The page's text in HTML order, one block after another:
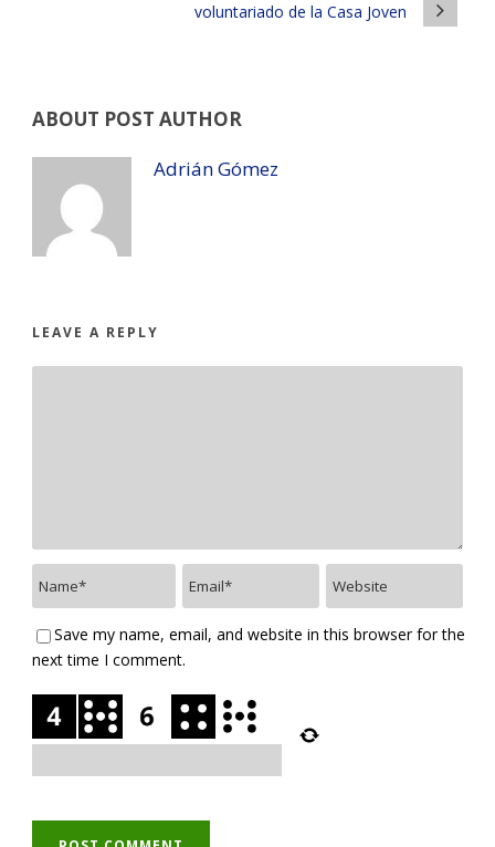
voluntariado de la Casa Joven
ABOUT POST AUTHOR
Adrián Gómez
LEAVE A REPLY
Save my name, email, and website in this browser for the
next time I comment.